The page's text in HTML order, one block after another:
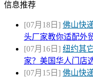
信息推荐
[07月18日] 佛山快
头厂家教你适配外
[07月16日] 纽约其
家？美国华人门店
[07月15日] 佛山快